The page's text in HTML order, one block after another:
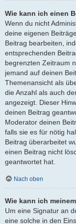
Wie kann ich einen
Wenn du nicht
deine eigenen
Beitrag bearbeiten,
entsprechenden
begrenzten Zeitraum
jemand auf deinen
Themenansicht als
die Anzahl als auch
angezeigt. Dieser
deinen Beitrag
Moderator deinen
falls sie es für nötig
Beitrag überarbeitet
einen Beitrag nicht
geantwortet hat.
Nach oben
Wie kann ich
Um eine Signatur an
eine solche in den